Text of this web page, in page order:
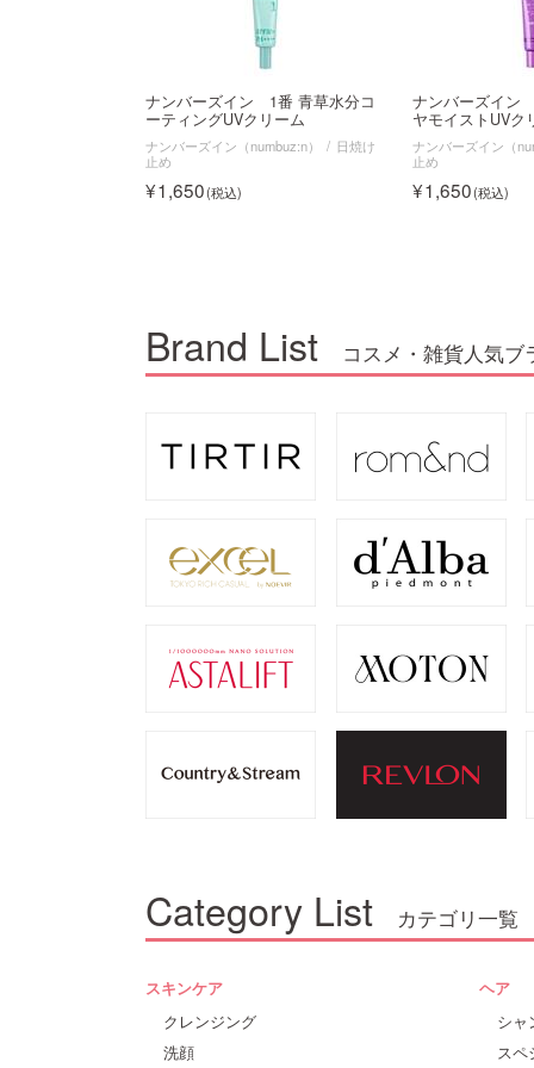
ナンバーズイン 1番 青草水分コ
ーティングUVクリーム
ナンバーズイン（numbuz:n）
日焼け
止め
1,650
ナンバーズイン
ヤモイストUVク
ナンバーズイン（
止め
1,650
Brand List コスメ・雑貨人気ブ
Category List カテゴリ一覧
スキンケア
クレンジング
洗顔
ヘア
シャ
スペ